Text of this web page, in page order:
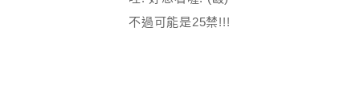
不過可能是25禁!!!